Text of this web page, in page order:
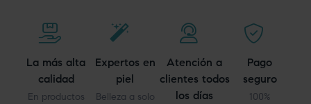
La más alta
calidad
En productos
Expertos en
piel
Belleza a solo
Atención a
clientes todos
los días
Pago
seguro
100%